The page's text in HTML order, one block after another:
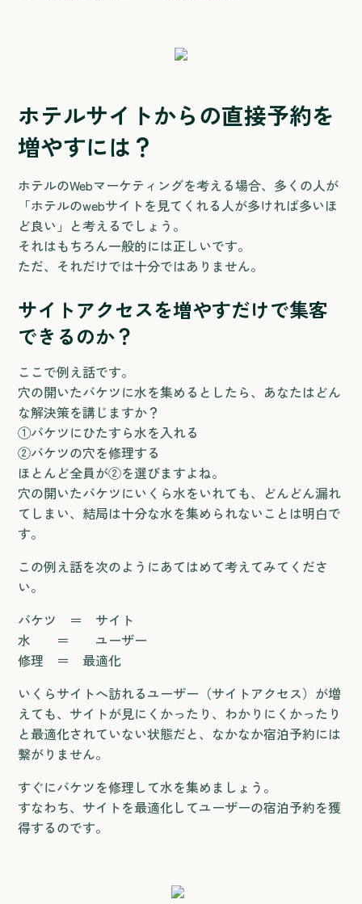
ホテルサイトからの直接予約を
増やすには？
ホテルのWebマーケティングを考える場合、多くの人が
「ホテルのwebサイトを見てくれる人が多ければ多いほ
ど良い」と考えるでしょう。
それはもちろん一般的には正しいです。
ただ、それだけでは十分ではありません。
サイトアクセスを増やすだけで集客
できるのか？
ここで例え話です。
穴の開いたバケツに水を集めるとしたら、あなたはどん
な解決策を講じますか？
①バケツにひたすら水を入れる
②バケツの穴を修理する
ほとんど全員が②を選びますよね。
穴の開いたバケツにいくら水をいれても、どんどん漏れ
てしまい、結局は十分な水を集められないことは明白で
す。
この例え話を次のようにあてはめて考えてみてくださ
い。
バケツ ＝ サイト
水 ＝ ユーザー
修理 ＝ 最適化
いくらサイトへ訪れるユーザー（サイトアクセス）が増
えても、サイトが見にくかったり、わかりにくかったり
と最適化されていない状態だと、なかなか宿泊予約には
繋がりません。
すぐにバケツを修理して水を集めましょう。
すなわち、サイトを最適化してユーザーの宿泊予約を獲
得するのです。